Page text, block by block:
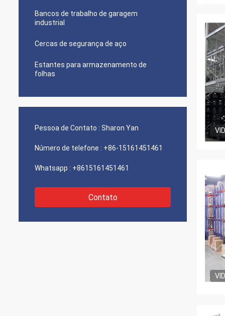
Bancos de trabalho de garagem
industrial
Cercas de segurança de aço
Estantes para armazenamento de
folhas
Pessoa de Contato : Sharon Yan
Número de telefone : +86-15161451461
Whatsapp : +8615161451461
Contato